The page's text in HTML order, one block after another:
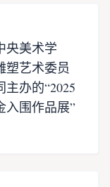
央美术学
塑艺术委员
办的“2025
入围作品展”